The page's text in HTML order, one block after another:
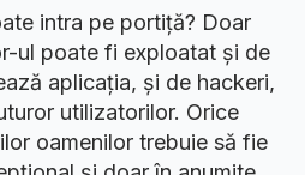
intra pe portiță? Doar
ul poate fi exploatat și de
aplicația, și de hackeri,
utilizatorilor. Orice
oamenilor trebuie să fie